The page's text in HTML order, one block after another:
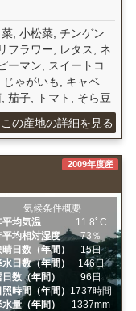
, 小松菜, チンゲン
フラワー, レタス, ネ
ーマン, スイートコ
ゃがいも, キャベ
茄子, トマト, そら豆
この産地の詳細を見る
2009年度産
気候条件概要
平均気温
11.8ﾟC
平均相対湿度
73％
晴日数（年間）
15日
水日数（年間）
146日
日数（年間）
96日
照時間（年間） 1737時間
水量（年間）
1337mm